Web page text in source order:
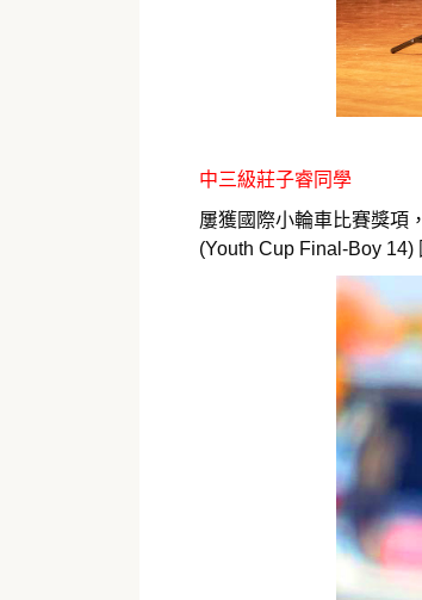
中三級莊子睿同學
屢獲國際小輪車比賽獎項
(Youth Cup Final-Boy 14)